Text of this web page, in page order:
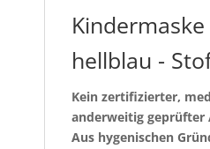
hellblau -
Kein zertifizierter,
anderweitig geprüfter
Aus hygenischen